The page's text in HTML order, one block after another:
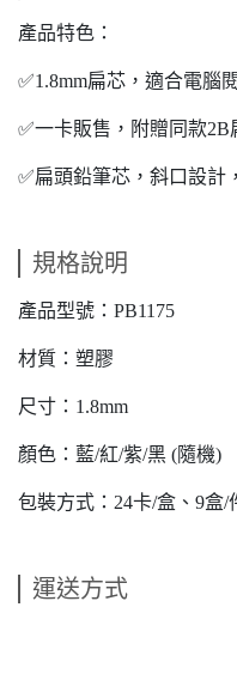
產品特色：
✅1.8mm扁芯，適合電腦
✅一卡販售，附贈同款2B
✅扁頭鉛筆芯，斜口設計
規格說明
產品型號：PB1175
材質：塑膠
尺寸：1.8mm
顏色：藍/紅/紫/黑 (隨機)
包裝方式：24卡/盒、9盒/
運送方式